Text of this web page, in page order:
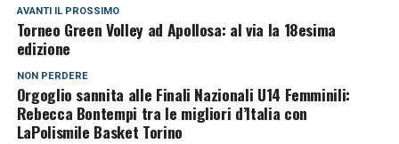
AVANTI IL ​​PROSSIMO
Torneo Green Volley ad Apollosa: al via la 18esima
edizione
NON PERDERE
Orgoglio sannita alle Finali Nazionali U14 Femminili:
Rebecca Bontempi tra le migliori d’Italia con
LaPolismile Basket Torino